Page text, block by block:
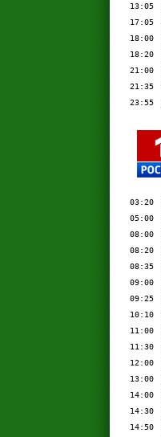
13:05
17:05
18:00
18:20
21:00
21:35
23:55
03:20
05:00
08:00
08:20
08:35
09:00
09:25
10:10
11:00
11:30
12:00
13:00
14:00
14:30
14:50